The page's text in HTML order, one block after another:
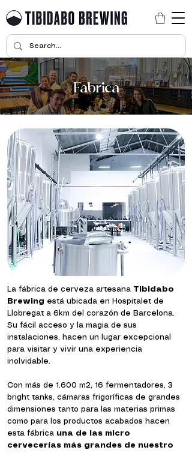
Fabrica
La fábrica de cerveza artesana Tibidabo
Brewing está ubicada en Hospitalet de
Llobregat a 6km del corazón de Barcelona.
Su fácil acceso y la magia de sus
instalaciones, hacen un lugar excepcional
para visitar y vivir una experiencia
inolvidable.
Con más de 1.600 m2, 16 fermentadores, 3
bright tanks, cámaras frigoríficas de grandes
dimensiones tanto para las materias primas
como para los productos acabados hacen
esta fábrica una de las micro
cervecerías más grandes de nuestro